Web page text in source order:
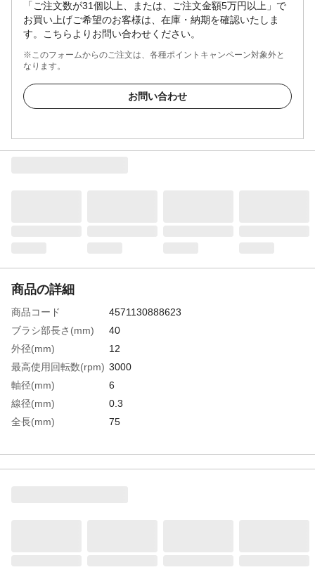
「ご注文数が31個以上、または、ご注文金額5万円以上」で
お買い上げご希望のお客様は、在庫・納期を確認いたしま
す。こちらよりお問い合わせください。
※このフォームからのご注文は、各種ポイントキャンペーン対象外と
なります。
お問い合わせ
商品の詳細
商品コード
4571130888623
ブラシ部長さ(mm)
40
外径(mm)
12
最高使用回転数(rpm) 3000
軸径(mm)
6
線径(mm)
0.3
全長(mm)
75
粒度(#)
600